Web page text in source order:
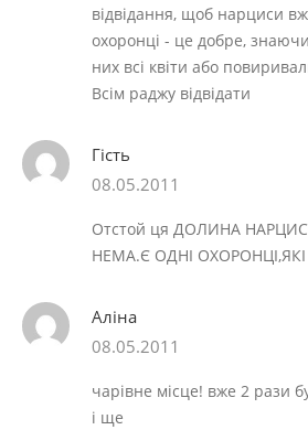
відвідання, щоб нарциси
охоронці - це добре,
них всі квіти або
Всім раджу відвідати
Гість
08.05.2011
Отстой ця ДОЛИНА
НЕМА.Є ОДНІ
Аліна
08.05.2011
чарівне місце! вже 2 рази
і ще